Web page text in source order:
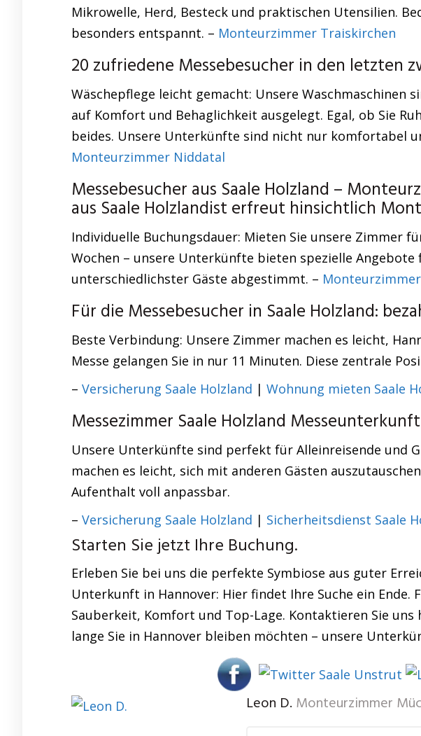
Mikrowelle, Herd, Besteck und praktischen Utensilien.
besonders entspannt. – Monteurzimmer Traiskirchen
20 zufriedene Messebesucher in den letzten
Wäschepflege leicht gemacht: Unsere Waschmaschinen
auf Komfort und Behaglichkeit ausgelegt. Egal, ob Sie
beides. Unsere Unterkünfte sind nicht nur komfortabel
Monteurzimmer Niddatal
Messebesucher aus Saale Holzland –
aus Saale Holzlandist erfreut hinsichtlich
Individuelle Buchungsdauer: Mieten Sie unsere Zimmer
Wochen – unsere Unterkünfte bieten spezielle
unterschiedlichster Gäste abgestimmt. –
Für die Messebesucher in Saale Holzland:
Beste Verbindung: Unsere Zimmer machen es leicht,
Messe gelangen Sie in nur 11 Minuten. Diese zentrale
– Versicherung Saale Holzland | Wohnung mieten Saale
Messezimmer Saale Holzland
Unsere Unterkünfte sind perfekt für Alleinreisende und
machen es leicht, sich mit anderen Gästen
Aufenthalt voll anpassbar.
– Versicherung Saale Holzland | Sicherheitsdienst Saale
Starten Sie jetzt Ihre Buchung.
Erleben Sie bei uns die perfekte Symbiose aus guter
Unterkunft in Hannover: Hier findet Ihre Suche ein
Sauberkeit, Komfort und Top-Lage. Kontaktieren Sie
lange Sie in Hannover bleiben möchten – unsere
Leon D. Monteurzimmer